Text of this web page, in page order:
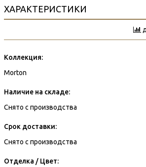
ХАРАКТЕРИСТИКИ
Коллекция:
Morton
Наличие на складе:
Снято с производства
Срок доставки:
Снято с производства
Отделка / Цвет: